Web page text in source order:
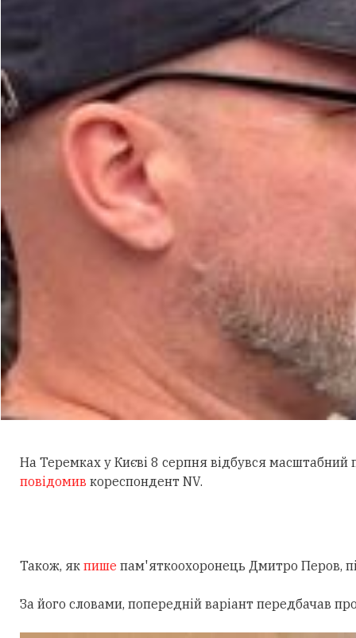
На Теремках у Києві 8 серпня відбувся масштабний
повідомив кореспондент NV.
Також, як пише пам'яткоохоронець Дмитро Перов,
За його словами, попередній варіант передбачав